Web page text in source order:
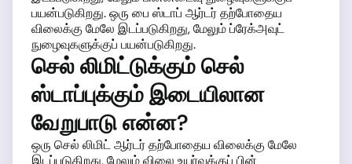
பயன்படுகிறது. ஒரு பை ஸ்டாப் ஆர்டர் தற்போதைய
விலைக்கு மேலே இடப்படுகிறது, மேலும் ப்ரேக்அவுட்
நுழைவுகளுக்குப் பயன்படுகிறது.
செல் லிமிட்டுக்கும் செல்
ஸ்டாப்புக்கும் இடையிலான
வேறுபாடு என்ன?
ஒரு செல் லிமிட் ஆர்டர் தற்போதைய விலைக்கு மேலே
இடப்படுகிறது, மேலும் விலை உயர்வுக்குப் பின்